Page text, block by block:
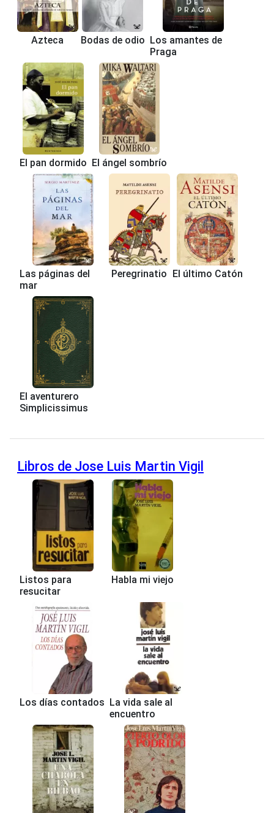
Azteca Bodas de odio Los amantes de
Praga
El pan dormido El ángel sombrío
Las páginas del
mar
Peregrinatio El último Catón
El aventurero
Simplicissimus
Libros de Jose Luis Martin Vigil
Listos para
resucitar
Habla mi viejo
Los días contados La vida sale al
encuentro